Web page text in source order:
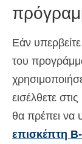
Εάν
του
εισέλθετε
θα πρέπει να
επισκέπτη